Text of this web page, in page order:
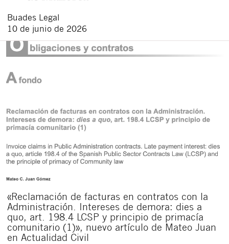
Buades Legal
10 de junio de 2026
«Reclamación de facturas en contratos con la
Administración. Intereses de demora: dies a
quo, art. 198.4 LCSP y principio de primacía
comunitario (1)», nuevo artículo de Mateo Juan
en Actualidad Civil